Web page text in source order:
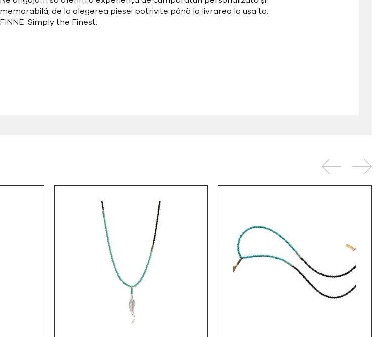
memorabilă, de la alegerea piesei potrivite până la livrarea la ușa ta.
FINNE. Simply the Finest.